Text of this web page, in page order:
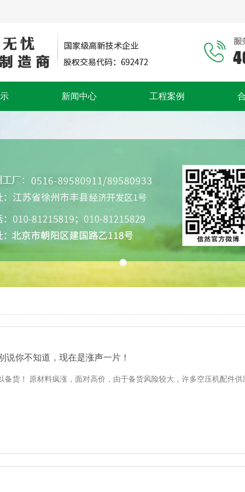
新闻中心 工程案例
说你不知道，现在是涨声一片！
备货！ 原材料疯涨，面对高价，由于备货风险较大，许多空压机配件